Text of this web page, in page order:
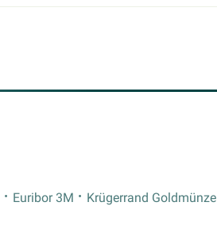
Euribor 3M Krügerrand Goldmünze